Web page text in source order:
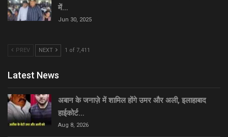
में…
Jun 30, 2025
PREV NEXT 1 of 7,411
Latest News
अबान के जनाज़े में शामिल होंगे उमर और अली, इलाहाबाद
हाईकोर्ट…
Aug 8, 2026